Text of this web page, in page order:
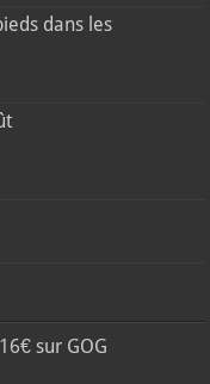
dans les
sur GOG